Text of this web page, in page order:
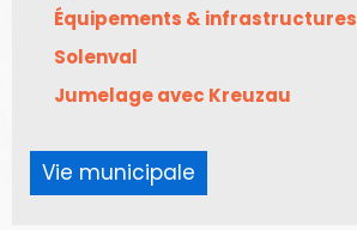
Équipements & infrastructures
Solenval
Jumelage avec Kreuzau
Vie municipale